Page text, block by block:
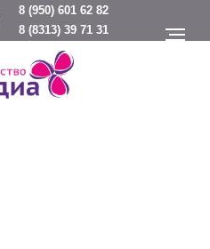
8 (950) 601 62 82
8 (8313) 39 71 31